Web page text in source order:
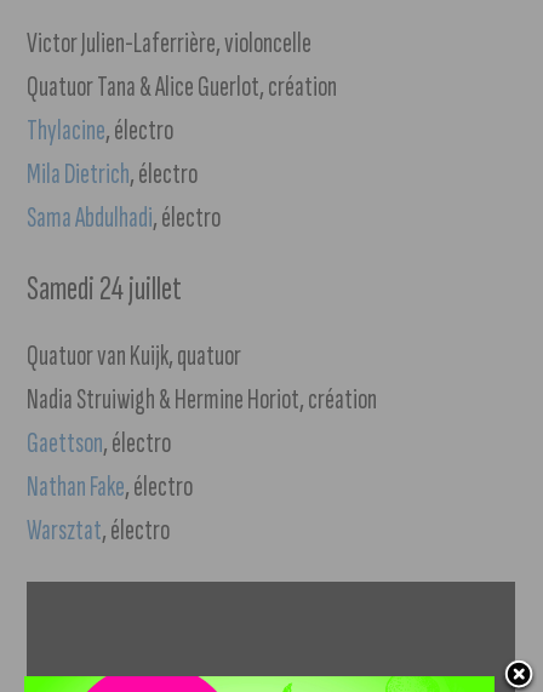
Victor Julien-Laferrière, violoncelle
Quatuor Tana & Alice Guerlot, création
Thylacine, électro
Mila Dietrich, électro
Sama Abdulhadi, électro
Samedi 24 juillet
Quatuor van Kuijk, quatuor
Nadia Struiwigh & Hermine Horiot, création
Gaettson, électro
Nathan Fake, électro
Warsztat, électro